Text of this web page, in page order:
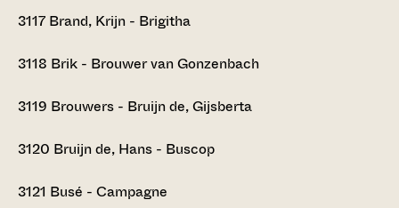
3117 Brand, Krijn - Brigitha
3118 Brik - Brouwer van Gonzenbach
3119 Brouwers - Bruijn de, Gijsberta
3120 Bruijn de, Hans - Buscop
3121 Busé - Campagne